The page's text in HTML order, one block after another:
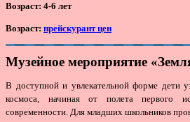
Возраст: 4-6 лет
Возраст: прейскурант цен
Музейное мероприятие
В доступной и увлекательной форме дети
космоса, начиная от полета первого
современности. Для младших школьников